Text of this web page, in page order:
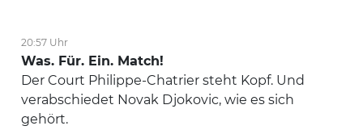
20:57 Uhr
Was. Für. Ein. Match!
Der Court Philippe-Chatrier steht Kopf. Und
verabschiedet Novak Djokovic, wie es sich
gehört.